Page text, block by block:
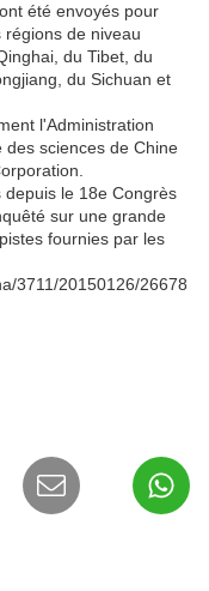
été envoyés pour
de niveau
du Tibet, du
du Sichuan et
l'Administration
sciences de Chine
depuis le 18e Congrès
sur une grande
fournies par les
3711/20150126/26678